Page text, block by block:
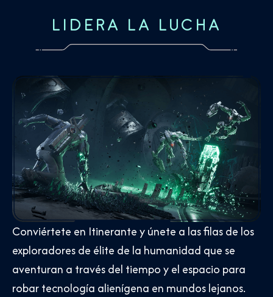
LIDERA LA LUCHA
Conviértete en Itinerante y únete a las filas de los
exploradores de élite de la humanidad que se
aventuran a través del tiempo y el espacio para
robar tecnología alienígena en mundos lejanos.